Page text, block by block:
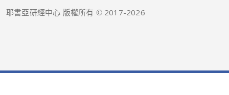
耶書亞研經中心 版權所有 © 2017-2026